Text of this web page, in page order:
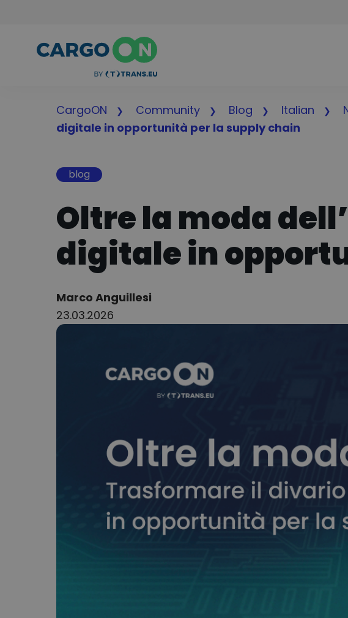
CargoON Community Blog Italian
digitale in opportunità per la supply chain
blog
Oltre la moda
digitale in
Author:
Marco Anguillesi
23.03.2026